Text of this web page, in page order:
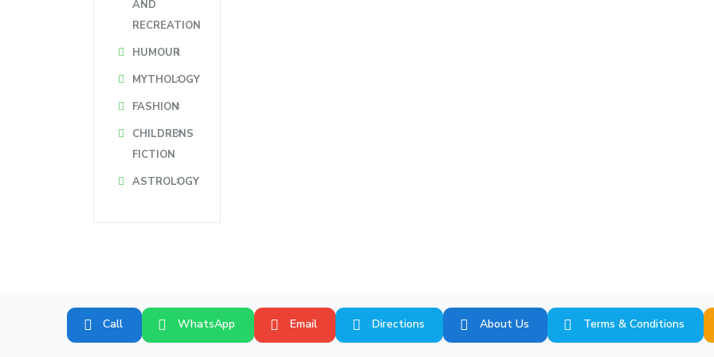
AND
RECREATION
HUMOUR
MYTHOLOGY
FASHION
CHILDRENS
FICTION
ASTROLOGY
Call WhatsApp Email Directions About Us Terms & Conditions